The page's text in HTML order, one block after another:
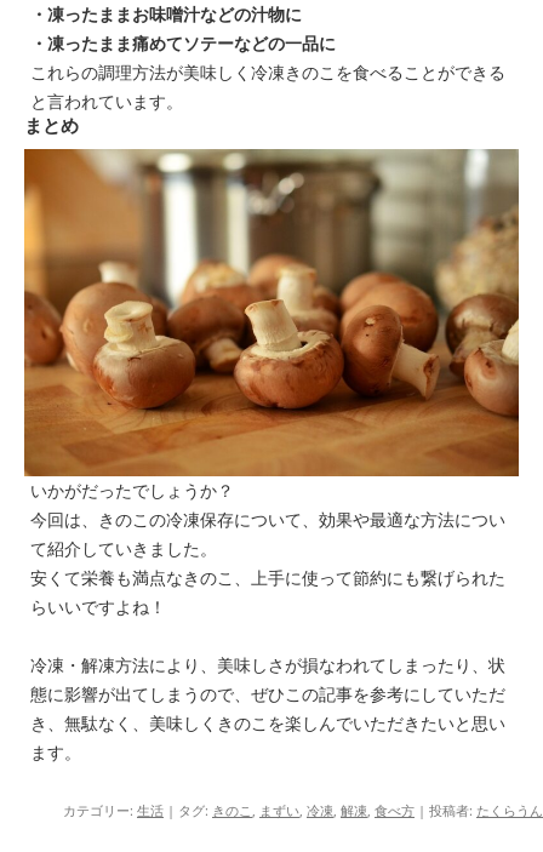
・凍ったままお味噌汁などの汁物に
・凍ったまま痛めてソテーなどの一品に
これらの調理方法が美味しく冷凍きのこを食べることができる
と言われています。
まとめ
いかがだったでしょうか？
今回は、きのこの冷凍保存について、効果や最適な方法につい
て紹介していきました。
安くて栄養も満点なきのこ、上手に使って節約にも繋げられた
らいいですよね！
冷凍・解凍方法により、美味しさが損なわれてしまったり、状
態に影響が出てしまうので、ぜひこの記事を参考にしていただ
き、無駄なく、美味しくきのこを楽しんでいただきたいと思い
ます。
カテゴリー: 生活 | タグ: きのこ まずい 冷凍 解凍 食べ方 | 投稿者: たくらうん